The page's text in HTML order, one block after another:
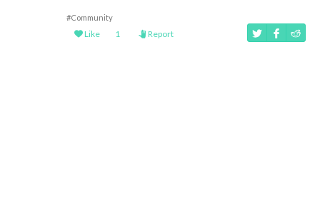
#Community
Like 1 Report